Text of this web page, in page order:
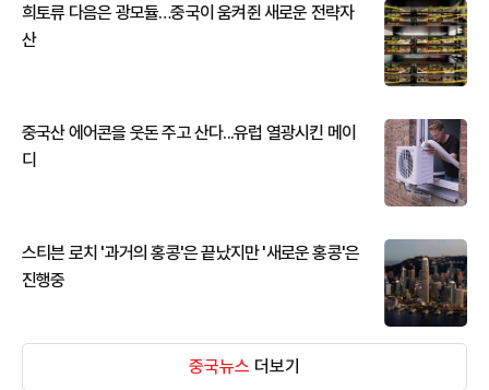
희토류 다음은 광모듈…중국이 움켜쥔 새로운 전략자
산
중국산 에어콘을 웃돈 주고 산다...유럽 열광시킨 메이
디
스티븐 로치 '과거의 홍콩'은 끝났지만 '새로운 홍콩'은
진행중
중국뉴스 더보기